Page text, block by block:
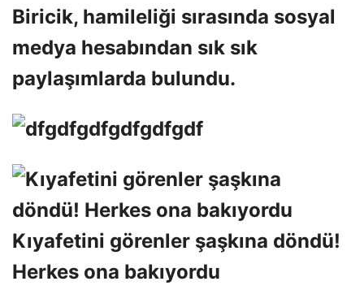
Biricik, hamileliği sırasında sosyal
medya hesabından sık sık
paylaşımlarda bulundu.
Kıyafetini görenler şaşkına döndü!
Herkes ona bakıyordu